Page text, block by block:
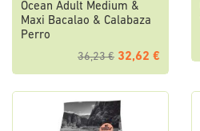
Ocean Adult Medium &
Maxi Bacalao & Calabaza
Perro
36,23 € 32,62 €